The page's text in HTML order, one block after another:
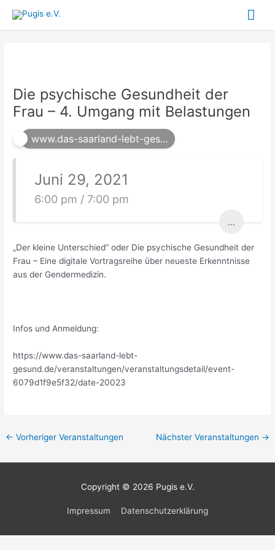
Inhalt
springen
Die psychische Gesundheit der
Frau – 4. Umgang mit Belastungen
www.das-saarland-lebt-ges...
Juni 29, 2021
6:00 pm / 7:00 pm
...
„Der kleine Unterschied“ oder Die psychische Gesundheit der
Frau – Eine digitale Vortragsreihe über neueste Erkenntnisse
aus der Gendermedizin.
Infos und Anmeldung:
https://www.das-saarland-lebt-
gesund.de/veranstaltungen/veranstaltungsdetail/event-
6079d1f9e5f32/date-20023
← Vorheriger Veranstaltungen Nächster Veranstaltungen →
Copyright © 2026 Pugis e.V.
Impressum Datenschutzerklärung